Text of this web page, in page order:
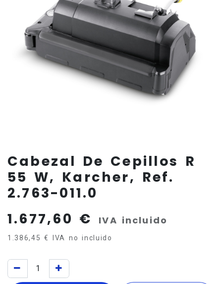
Cabezal De Cepillos R
55 W, Karcher, Ref.
2.763-011.0
1.677,60 € IVA incluido
1.386,45 € IVA no incluido